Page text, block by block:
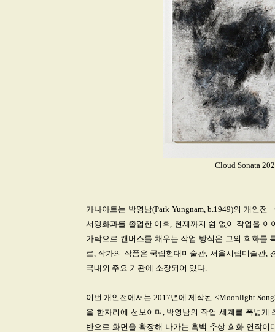
Cloud Sonata
가나아트는 박영남(Park Yungnam, b.1949)의 개인
서양화과를 졸업한 이후, 현재까지 쉼 없이 작업을
가락으로 캔버스를 채우는 작업 방식은 그의 회화를
로, 작가의 작품은 국립현대미술관, 서울시립미술관,
국내외 주요 기관에 소장되어 있다.
이번 개인전에서는 2017년에 제작된 <Moonlight
을 한자리에 선보이며, 박영남의 작업 세계를 폭넓
반으로 화면을 확장해 나가는 흑백 추상 회화 연작